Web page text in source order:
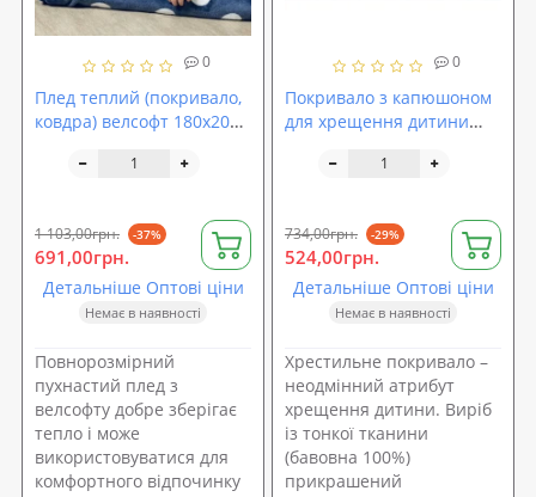
0
Плед теплий (покривало,
ковдра) велсофт 180х205
1 103,00грн. -37%
691,00грн.
Детальніше Оптові ціни
Немає в наявності
Повнорозмірний
пухнастий плед з
велсофту добре зберігає
тепло і може
використовуватися для
комфортного відпочинку
0
Покривало з капюшоном
для хрещення дитини
734,00грн. -29%
524,00грн.
Детальніше Оптові ціни
Немає в наявності
Хрестильне покривало –
неодмінний атрибут
хрещення дитини. Виріб
із тонкої тканини
(бавовна 100%)
прикрашений